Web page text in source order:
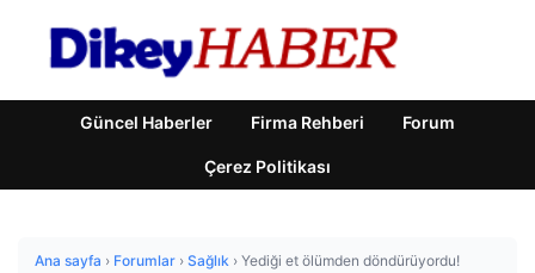
Güncel Haberler Firma Rehberi Forum
Çerez Politikası
Ana sayfa › Forumlar › Sağlık › Yediği et ölümden döndürüyordu!